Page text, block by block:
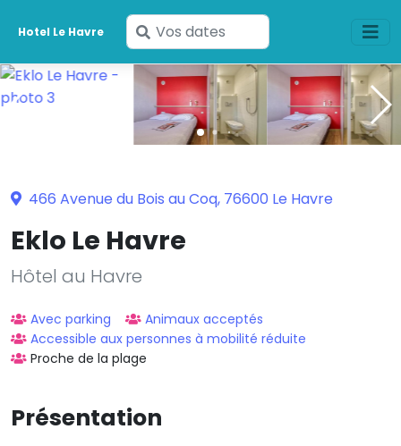
Hotel Le Havre
Saisissez
vos
dates
466 Avenue du Bois au Coq, 76600 Le Havre
Eklo Le Havre
Hôtel au Havre
Avec parking
Animaux acceptés
Accessible aux personnes à mobilité réduite
Proche de la plage
Présentation